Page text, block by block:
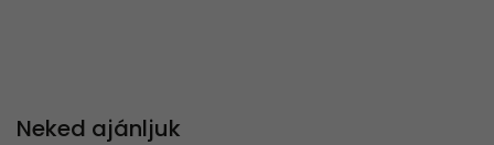
Neked ajánljuk